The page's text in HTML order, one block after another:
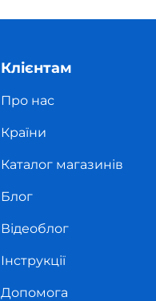
Клієнтам
Про нас
Країни
Каталог магазинів
Блог
Відеоблог
Інструкції
Допомога